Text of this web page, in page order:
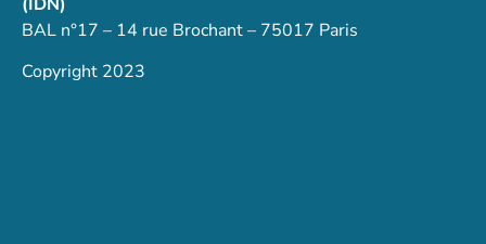
BAL n°17 – 14 rue Brochant – 75017 Paris
Copyright 2023